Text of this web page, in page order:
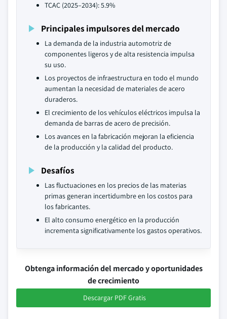
TCAC (2025–2034): 5.9%
Principales impulsores del mercado
La demanda de la industria automotriz de
componentes ligeros y de alta resistencia impulsa
su uso.
Los proyectos de infraestructura en todo el mundo
aumentan la necesidad de materiales de acero
duraderos.
El crecimiento de los vehículos eléctricos impulsa la
demanda de barras de acero de precisión.
Los avances en la fabricación mejoran la eficiencia
de la producción y la calidad del producto.
Desafíos
Las fluctuaciones en los precios de las materias
primas generan incertidumbre en los costos para
los fabricantes.
El alto consumo energético en la producción
incrementa significativamente los gastos operativos.
Obtenga información del mercado y oportunidades
de crecimiento
Descargar PDF Gratis